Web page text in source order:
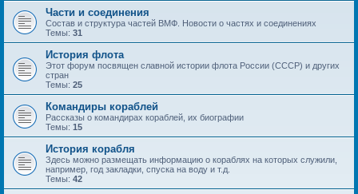
Части и соединения
Состав и структура частей ВМФ. Новости о частях и соединениях
Темы: 31
История флота
Этот форум посвящен славной истории флота России (СССР) и других
стран
Темы: 25
Командиры кораблей
Рассказы о командирах кораблей, их биографии
Темы: 15
История корабля
Здесь можно размещать информацию о кораблях на которых служили,
например, год закладки, спуска на воду и т.д.
Темы: 42